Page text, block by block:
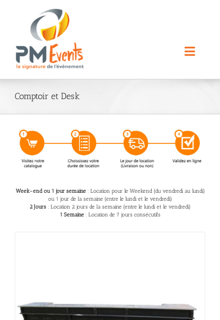
Toggle
Nos Locations
A propos
Rechercher:
Comptoir et Desk
Week-end ou 1 jour semaine: Location pour le Weekend (du vendredi au lundi)
ou 1 jour de la semaine (entre le lundi et le vendredi)
2 Jours : Location 2 jours de la semaine (entre le lundi et le vendredi)
1 Semaine: Location de 7 jours consécutifs